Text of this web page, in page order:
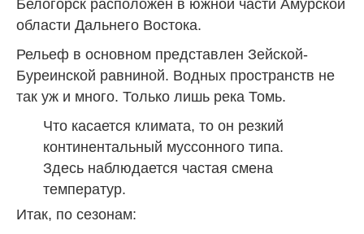
Белогорск расположен в южной части Амурской
области Дальнего Востока.
Рельеф в основном представлен Зейской-
Буреинской равниной. Водных пространств не
так уж и много. Только лишь река Томь.
Что касается климата, то он резкий
континентальный муссонного типа.
Здесь наблюдается частая смена
температур.
Итак, по сезонам: